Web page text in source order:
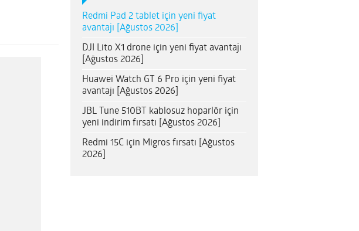
Redmi Pad 2 tablet için yeni fiyat
avantajı [Ağustos 2026]
DJI Lito X1 drone için yeni fiyat avantajı
[Ağustos 2026]
Huawei Watch GT 6 Pro için yeni fiyat
avantajı [Ağustos 2026]
JBL Tune 510BT kablosuz hoparlör için
yeni indirim fırsatı [Ağustos 2026]
Redmi 15C için Migros fırsatı [Ağustos
2026]